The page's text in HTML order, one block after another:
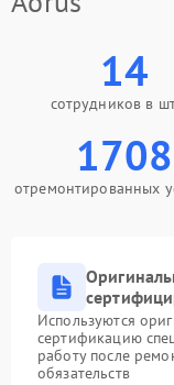
14
сотрудников в
1708
отремонтированных
Используются
сертификацию
работу после
обязательств